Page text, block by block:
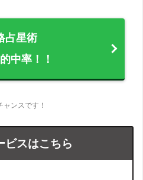
占星術
中率！！
ンスです！
ビスはこちら